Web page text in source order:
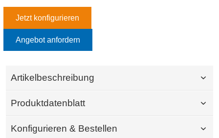
Jetzt konfigurieren
Angebot anfordern
Artikelbeschreibung
Produktdatenblatt
Konfigurieren & Bestellen